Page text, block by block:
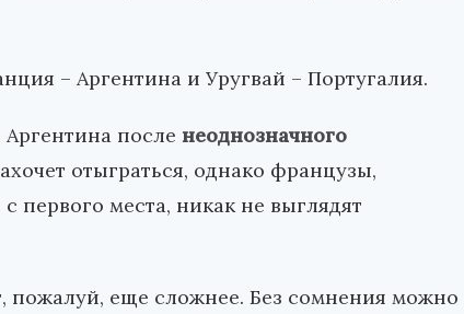
– Аргентина и Уругвай – Португалия.
после неоднозначного
отыграться, однако французы,
места, никак не выглядят
пожалуй, еще сложнее. Без сомнения можно